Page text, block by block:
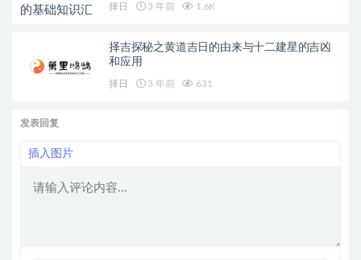
择日 3 年前 1.6K
择吉探秘之黄道吉日的由来与十二建星的吉凶
和应用
择日 3 年前 631
发表回复
插入图片